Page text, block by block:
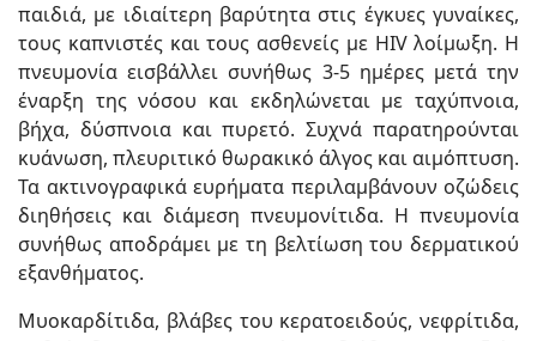
παιδιά, με ιδιαίτερη βαρύτητα στις έγκυες γυναίκες,
τους καπνιστές και τους ασθενείς με HIV λοίμωξη. Η
πνευμονία εισβάλλει συνήθως 3-5 ημέρες μετά την
έναρξη της νόσου και εκδηλώνεται με ταχύπνοια,
βήχα, δύσπνοια και πυρετό. Συχνά παρατηρούνται
κυάνωση, πλευριτικό θωρακικό άλγος και αιμόπτυση.
Τα ακτινογραφικά ευρήματα περιλαμβάνουν οζώδεις
διηθήσεις και διάμεση πνευμονίτιδα. Η πνευμονία
συνήθως αποδράμει με τη βελτίωση του δερματικού
εξανθήματος.
Μυοκαρδίτιδα, βλάβες του κερατοειδούς, νεφρίτιδα,